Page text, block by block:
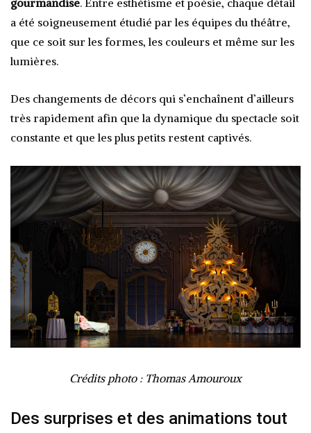
a été soigneusement étudié par les équipes du théâtre,
que ce soit sur les formes, les couleurs et même sur les
lumières.
Des changements de décors qui s’enchaînent d’ailleurs
très rapidement afin que la dynamique du spectacle soit
constante et que les plus petits restent captivés.
Crédits photo : Thomas Amouroux
Des surprises et des animations tout